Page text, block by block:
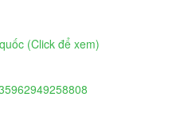
(Click để xem)